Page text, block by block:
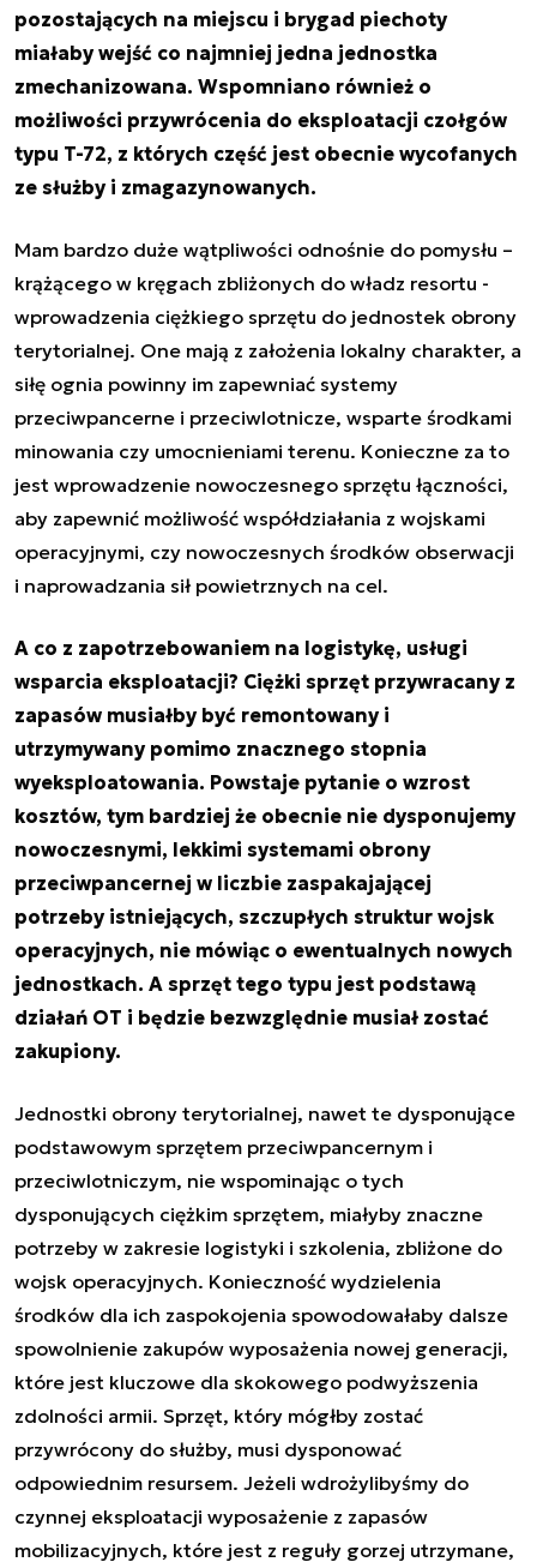
pozostających na miejscu i brygad piechoty
miałaby wejść co najmniej jedna jednostka
zmechanizowana. Wspomniano również o
możliwości przywrócenia do eksploatacji czołgów
typu T-72, z których część jest obecnie wycofanych
ze służby i zmagazynowanych.
Mam bardzo duże wątpliwości odnośnie do pomysłu –
krążącego w kręgach zbliżonych do władz resortu -
wprowadzenia ciężkiego sprzętu do jednostek obrony
terytorialnej. One mają z założenia lokalny charakter, a
siłę ognia powinny im zapewniać systemy
przeciwpancerne i przeciwlotnicze, wsparte środkami
minowania czy umocnieniami terenu. Konieczne za to
jest wprowadzenie nowoczesnego sprzętu łączności,
aby zapewnić możliwość współdziałania z wojskami
operacyjnymi, czy nowoczesnych środków obserwacji
i naprowadzania sił powietrznych na cel.
A co z zapotrzebowaniem na logistykę, usługi
wsparcia eksploatacji? Ciężki sprzęt przywracany z
zapasów musiałby być remontowany i
utrzymywany pomimo znacznego stopnia
wyeksploatowania. Powstaje pytanie o wzrost
kosztów, tym bardziej że obecnie nie dysponujemy
nowoczesnymi, lekkimi systemami obrony
przeciwpancernej w liczbie zaspakajającej
potrzeby istniejących, szczupłych struktur wojsk
operacyjnych, nie mówiąc o ewentualnych nowych
jednostkach. A sprzęt tego typu jest podstawą
działań OT i będzie bezwzględnie musiał zostać
zakupiony.
Jednostki obrony terytorialnej, nawet te dysponujące
podstawowym sprzętem przeciwpancernym i
przeciwlotniczym, nie wspominając o tych
dysponujących ciężkim sprzętem, miałyby znaczne
potrzeby w zakresie logistyki i szkolenia, zbliżone do
wojsk operacyjnych. Konieczność wydzielenia
środków dla ich zaspokojenia spowodowałaby dalsze
spowolnienie zakupów wyposażenia nowej generacji,
które jest kluczowe dla skokowego podwyższenia
zdolności armii. Sprzęt, który mógłby zostać
przywrócony do służby, musi dysponować
odpowiednim resursem. Jeżeli wdrożylibyśmy do
czynnej eksploatacji wyposażenie z zapasów
mobilizacyjnych, które jest z reguły gorzej utrzymane,